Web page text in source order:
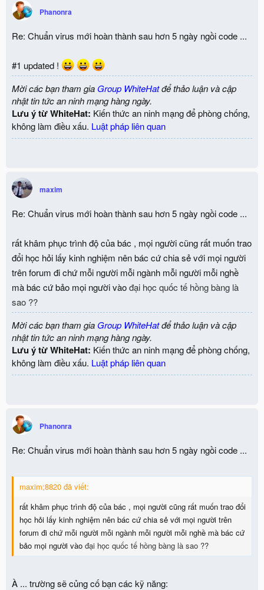
Phanonra
Re: Chuẩn virus mới hoàn thành sau hơn 5 ngày ngồi code ...
#1 updated !
Mời các bạn tham gia Group WhiteHatđể thảo luận và cập
nhật tin tức an ninh mạng hàng ngày.
Lưu ý từ WhiteHat: Kiến thức an ninh mạng để phòng chống,
không làm điều xấu. Luật pháp liên quan
maxim
Re: Chuẩn virus mới hoàn thành sau hơn 5 ngày ngồi code ...
rất khâm phục trình độ của bác , mọi người cũng rất muốn trao
đổi học hỏi lấy kinh nghiệm nên bác cứ chia sẻ với mọi người
trên forum đi chứ mỗi người mỗi ngành mỗi người mỗi nghề
mà bác cứ bảo mọi người vàođại học quốc tế hồng bàng là
sao ??
Mời các bạn tham gia Group WhiteHatđể thảo luận và cập
nhật tin tức an ninh mạng hàng ngày.
Lưu ý từ WhiteHat: Kiến thức an ninh mạng để phòng chống,
không làm điều xấu. Luật pháp liên quan
Phanonra
Re: Chuẩn virus mới hoàn thành sau hơn 5 ngày ngồi code ...
maxim;8820 đã viết:
rất khâm phục trình độ của bác , mọi người cũng rất muốn trao đổi
học hỏi lấy kinh nghiệm nên bác cứ chia sẻ với mọi người trên
forum đi chứ mỗi người mỗi ngành mỗi người mỗi nghề mà bác cứ
bảo mọi người vào đại học quốc tế hồng bàng là sao ??
À ... trường sẽ củng cố bạn các kỹ năng: